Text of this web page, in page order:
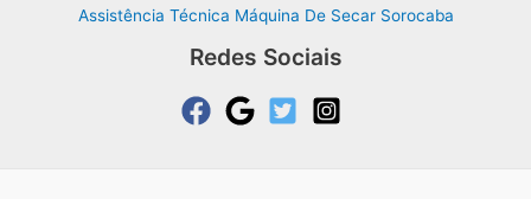
Assistência Técnica Máquina De Secar Sorocaba
Redes Sociais